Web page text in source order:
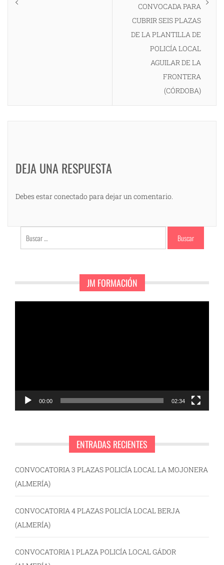
CONVOCADA PARA
CUBRIR SEIS PLAZAS
DE LA PLANTILLA DE
POLICÍA LOCAL
AGUILAR DE LA
FRONTERA
(CÓRDOBA)
DEJA UNA RESPUESTA
Debes estar conectado para dejar un comentario.
Buscar:
JM FORMACIÓN
00:00 02:34
ENTRADAS RECIENTES
CONVOCATORIA 3 PLAZAS POLICÍA LOCAL LA MOJONERA
(ALMERÍA)
CONVOCATORIA 4 PLAZAS POLICÍA LOCAL BERJA
(ALMERÍA)
CONVOCATORIA 1 PLAZA POLICÍA LOCAL GÁDOR